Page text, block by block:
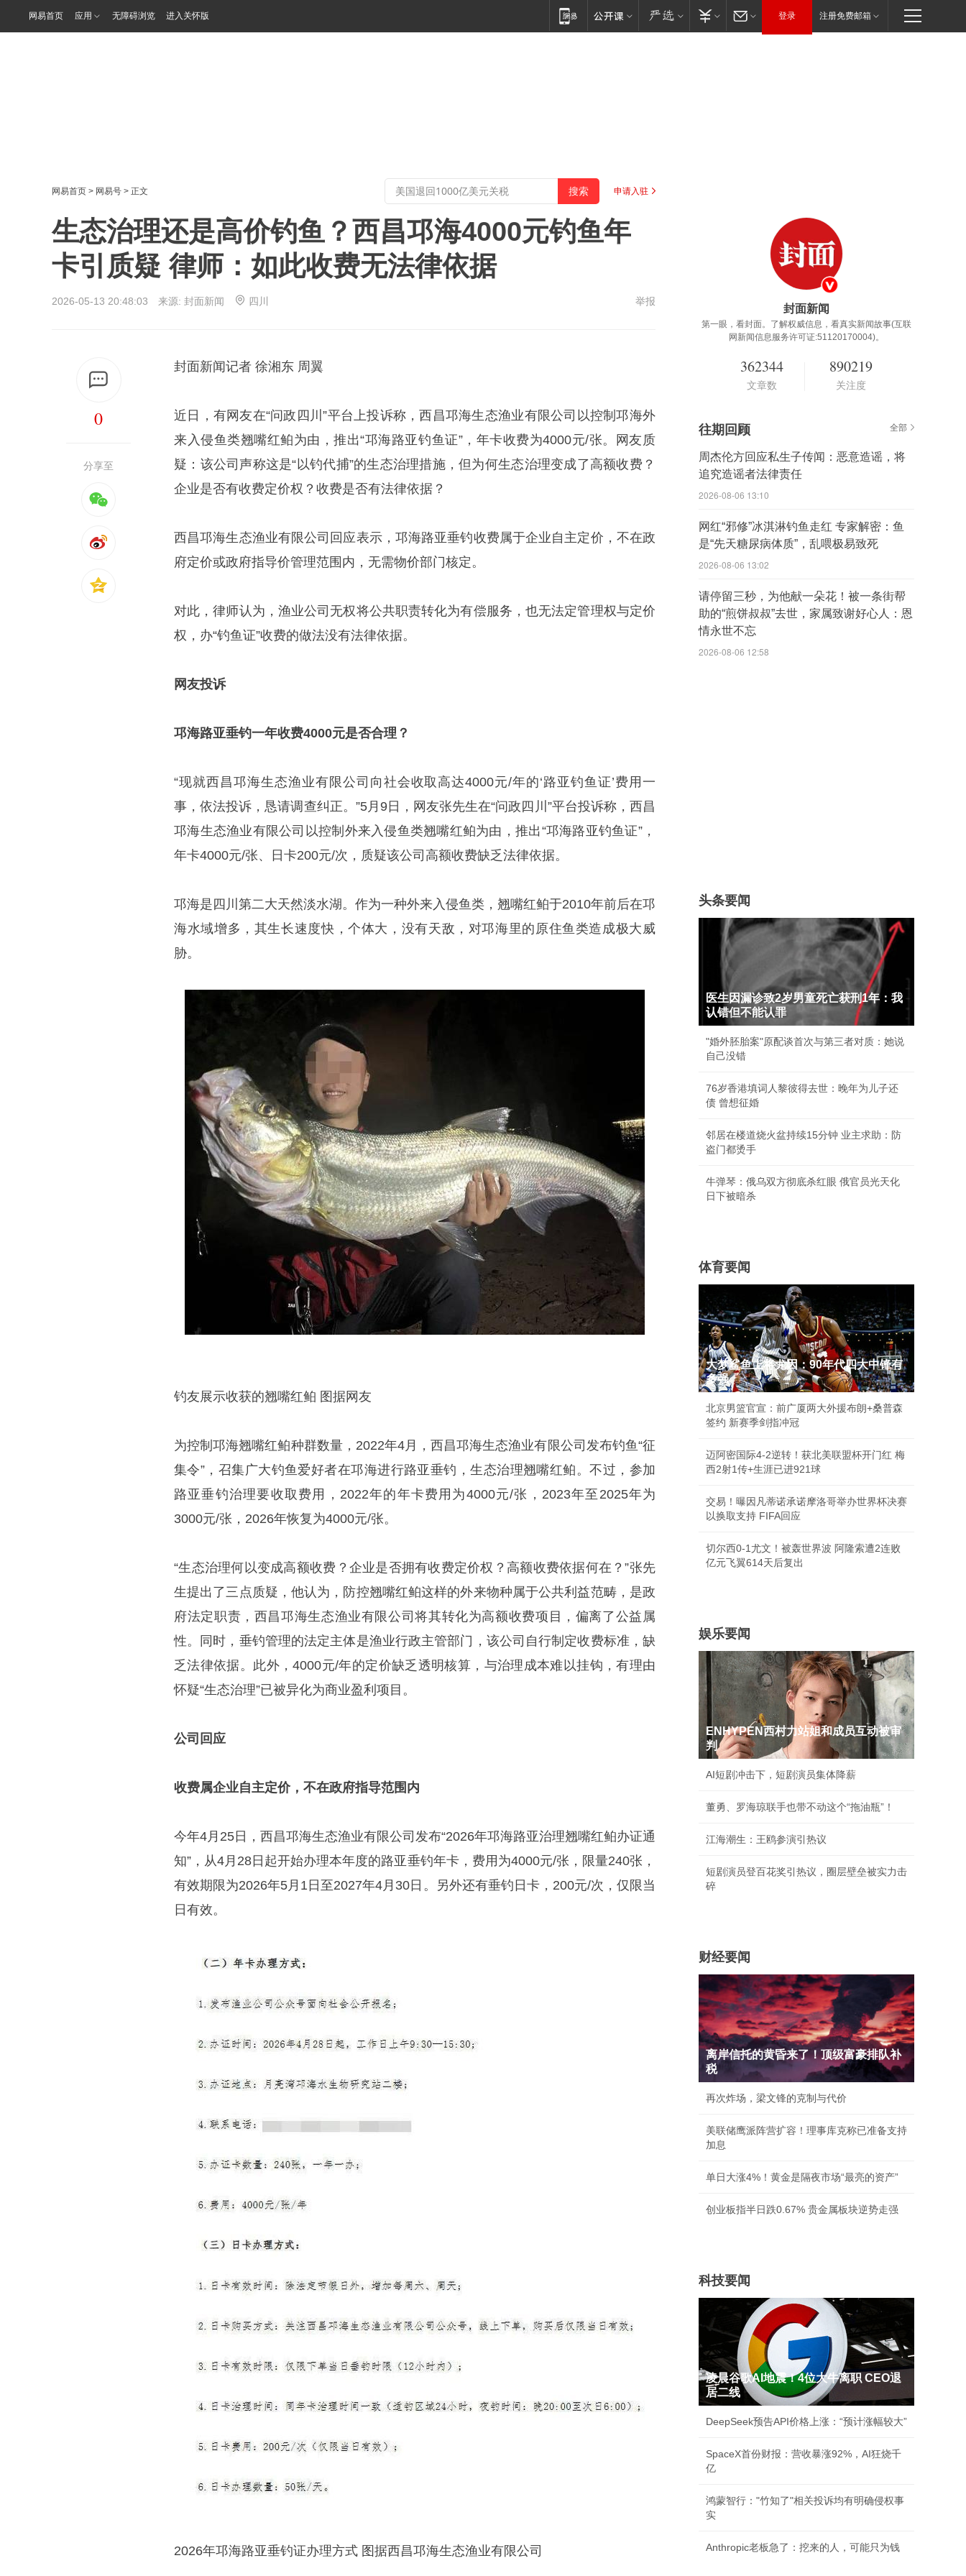
网易首页 应用 无障碍浏览 进入关怀版 登录 注册免费邮箱
网易首页 > 网易号 > 正文 申请入驻
生态治理还是高价钓鱼？西昌邛海4000元钓鱼年
卡引质疑 律师：如此收费无法律依据
2026-05-13 20:48:03 来源: 封面新闻 四川 举报
0
分享至
封面新闻记者 徐湘东 周翼
近日，有网友在“问政四川”平台上投诉称，西昌邛海生态渔业有限公司以控制邛海外
来入侵鱼类翘嘴红鲌为由，推出“邛海路亚钓鱼证”，年卡收费为4000元/张。网友质
疑：该公司声称这是“以钓代捕”的生态治理措施，但为何生态治理变成了高额收费？
企业是否有收费定价权？收费是否有法律依据？
西昌邛海生态渔业有限公司回应表示，邛海路亚垂钓收费属于企业自主定价，不在政
府定价或政府指导价管理范围内，无需物价部门核定。
对此，律师认为，渔业公司无权将公共职责转化为有偿服务，也无法定管理权与定价
权，办“钓鱼证”收费的做法没有法律依据。
网友投诉
邛海路亚垂钓一年收费4000元是否合理？
“现就西昌邛海生态渔业有限公司向社会收取高达4000元/年的‘路亚钓鱼证’费用一
事，依法投诉，恳请调查纠正。”5月9日，网友张先生在“问政四川”平台投诉称，西昌
邛海生态渔业有限公司以控制外来入侵鱼类翘嘴红鲌为由，推出“邛海路亚钓鱼证”，
年卡4000元/张、日卡200元/次，质疑该公司高额收费缺乏法律依据。
邛海是四川第二大天然淡水湖。作为一种外来入侵鱼类，翘嘴红鲌于2010年前后在邛
海水域增多，其生长速度快，个体大，没有天敌，对邛海里的原住鱼类造成极大威
胁。
钓友展示收获的翘嘴红鲌 图据网友
为控制邛海翘嘴红鲌种群数量，2022年4月，西昌邛海生态渔业有限公司发布钓鱼“征
集令”，召集广大钓鱼爱好者在邛海进行路亚垂钓，生态治理翘嘴红鲌。不过，参加
路亚垂钓治理要收取费用，2022年的年卡费用为4000元/张，2023年至2025年为
3000元/张，2026年恢复为4000元/张。
“生态治理何以变成高额收费？企业是否拥有收费定价权？高额收费依据何在？”张先
生提出了三点质疑，他认为，防控翘嘴红鲌这样的外来物种属于公共利益范畴，是政
府法定职责，西昌邛海生态渔业有限公司将其转化为高额收费项目，偏离了公益属
性。同时，垂钓管理的法定主体是渔业行政主管部门，该公司自行制定收费标准，缺
乏法律依据。此外，4000元/年的定价缺乏透明核算，与治理成本难以挂钩，有理由
怀疑“生态治理”已被异化为商业盈利项目。
公司回应
收费属企业自主定价，不在政府指导范围内
今年4月25日，西昌邛海生态渔业有限公司发布“2026年邛海路亚治理翘嘴红鲌办证通
知”，从4月28日起开始办理本年度的路亚垂钓年卡，费用为4000元/张，限量240张，
有效期限为2026年5月1日至2027年4月30日。另外还有垂钓日卡，200元/次，仅限当
日有效。
2026年邛海路亚垂钓证办理方式 图据西昌邛海生态渔业有限公司
封面新闻
第一眼，看封面。了解权威信息，看真实新闻故事(互联
网新闻信息服务许可证:51120170004)。
362344
文章数
890219
关注度
往期回顾 全部
周杰伦方回应私生子传闻：恶意造谣，将
追究造谣者法律责任
2026-08-06 13:10
网红“邪修”冰淇淋钓鱼走红 专家解密：鱼
是“先天糖尿病体质”，乱喂极易致死
2026-08-06 13:02
请停留三秒，为他献一朵花！被一条街帮
助的“煎饼叔叔”去世，家属致谢好心人：恩
情永世不忘
2026-08-06 12:58
头条要闻
医生因漏诊致2岁男童死亡获刑1年：我
认错但不能认罪
"婚外胚胎案"原配谈首次与第三者对质：她说
自己没错
76岁香港填词人黎彼得去世：晚年为儿子还
债 曾想征婚
邻居在楼道烧火盆持续15分钟 业主求助：防
盗门都烫手
牛弹琴：俄乌双方彻底杀红眼 俄官员光天化
日下被暗杀
体育要闻
大梦鲨鱼上将尤因：90年代四大中锋有
多强
北京男篮官宣：前广厦两大外援布朗+桑普森
签约 新赛季剑指冲冠
迈阿密国际4-2逆转！获北美联盟杯开门红 梅
西2射1传+生涯已进921球
交易！曝因凡蒂诺承诺摩洛哥举办世界杯决赛
以换取支持 FIFA回应
切尔西0-1尤文！被轰世界波 阿隆索遭2连败
亿元飞翼614天后复出
娱乐要闻
ENHYPEN西村力站姐和成员互动被审
判
AI短剧冲击下，短剧演员集体降薪
董勇、罗海琼联手也带不动这个“拖油瓶”！
江海潮生：王鸥参演引热议
短剧演员登百花奖引热议，圈层壁垒被实力击
碎
财经要闻
离岸信托的黄昏来了！顶级富豪排队补
税
再次炸场，梁文锋的克制与代价
美联储鹰派阵营扩容！理事库克称已准备支持
加息
单日大涨4%！黄金是隔夜市场“最亮的资产”
创业板指半日跌0.67% 贵金属板块逆势走强
科技要闻
凌晨谷歌AI地震！4位大牛离职 CEO退
居二线
DeepSeek预告API价格上涨：“预计涨幅较大”
SpaceX首份财报：营收暴涨92%，AI狂烧千
亿
鸿蒙智行："竹知了"相关投诉均有明确侵权事
实
Anthropic老板急了：挖来的人，可能只为钱